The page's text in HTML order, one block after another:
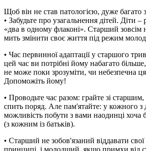
Щоб він не став патологією, дуже багато
• Забудьте про узагальнення дітей. Діти
«два в одному флаконі». Старший зовсім
мить змінити своє життя під режим
• Час первинної адаптації у старшого
цей час ви потрібні йому набагато
не може поки зрозуміти, чи небезпечна
Допоможіть йому!
• Проводьте час разом: грайте зі
спить поряд. Але пам'ятайте: у кожного з
можливість побути з вами наодинці хоча
(з кожним із батьків).
• Старший не зобов'язаний віддавати свої